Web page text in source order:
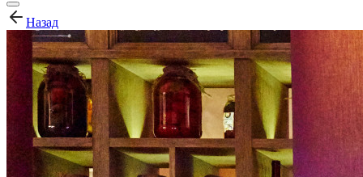
Назад